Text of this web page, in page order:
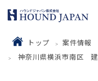
トップ
案件情報
神奈川県横浜市南区